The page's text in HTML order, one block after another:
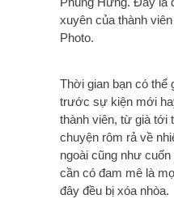
xuyên của thành
Photo.
Thời gian bạn có thể
trước sự kiện mới
thành viên, từ già tới
chuyện rôm rả về
ngoài cũng như
cần có đam mê là
đây đều bị xóa nhòa.